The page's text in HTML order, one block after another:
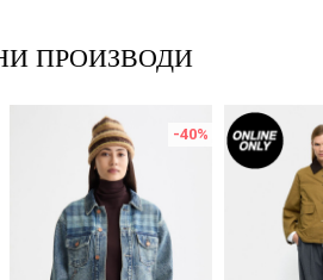
ПРОИЗВОДИ
-40%